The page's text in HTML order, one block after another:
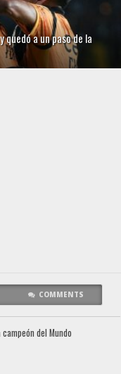
quedó a un paso de la
COMMENTS
campeón del Mundo